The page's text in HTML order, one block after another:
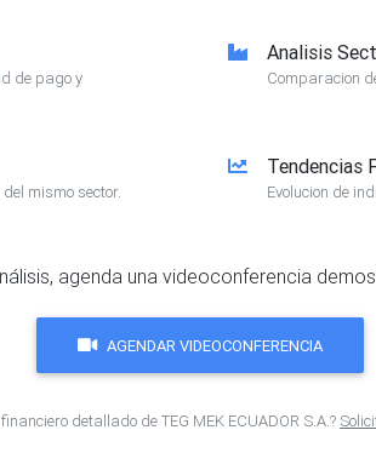
de pago y
Analisis
Comparacion
mismo sector.
Tendencias
Evolucion de
agenda una videoconferencia
AGENDAR VIDEOCONFERENCIA
detallado de TEG MEK ECUADOR S.A.?